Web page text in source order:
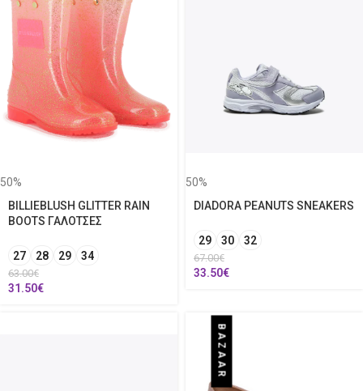
50%
BILLIEBLUSH GLITTER RAIN
BOOTS ΓΑΛΟΤΣΕΣ
27 28 29 34
63.00€
31.50€
50%
DIADORA PEANUTS SNEAKERS
29 30 32
67.00€
33.50€
BAZAAR